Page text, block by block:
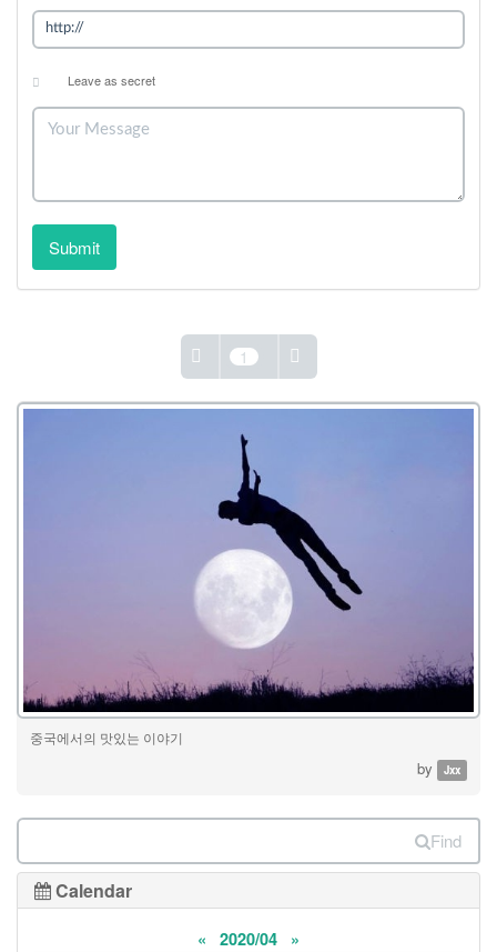
Leave as secret
Submit
1
중국에서의 맛있는 이야기
by Jxx
Find
Calendar
« 2020/04 »